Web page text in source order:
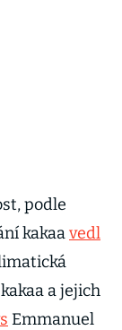
podle
kakaavedl
a jejich
Emmanuel